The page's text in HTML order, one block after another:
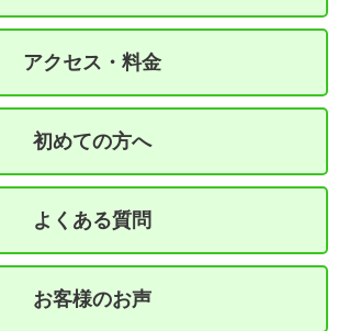
アクセス・料金
初めての方へ
よくある質問
お客様のお声